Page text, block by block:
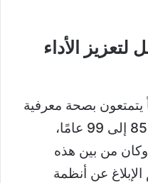
لتعزيز الأداء
184 شخصاً يتمتعون بصحة معرفية
جيدة، وتتراوح أعمارهم بين 85 إلى 99 عامًا،
88.49 عاماً، وكان من بين هذه
وقد تم الإبلاغ عن أنظمة